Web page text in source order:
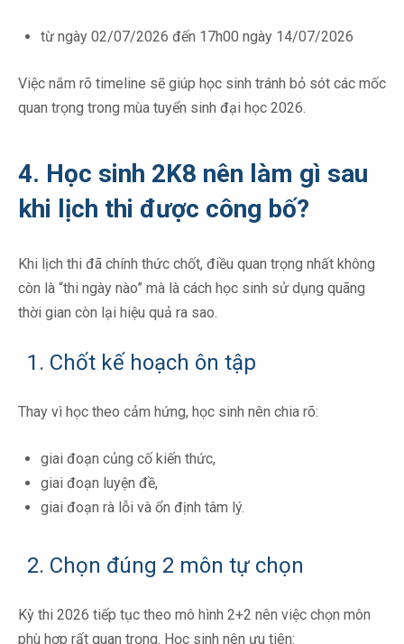
từ ngày 02/07/2026 đến 17h00 ngày 14/07/2026
Việc nắm rõ timeline sẽ giúp học sinh tránh bỏ sót các mốc
quan trọng trong mùa tuyển sinh đại học 2026.
4. Học sinh 2K8 nên làm gì sau
khi lịch thi được công bố?
Khi lịch thi đã chính thức chốt, điều quan trọng nhất không
còn là “thi ngày nào” mà là cách học sinh sử dụng quãng
thời gian còn lại hiệu quả ra sao.
1. Chốt kế hoạch ôn tập
Thay vì học theo cảm hứng, học sinh nên chia rõ:
giai đoạn củng cố kiến thức,
giai đoạn luyện đề,
giai đoạn rà lỗi và ổn định tâm lý.
2. Chọn đúng 2 môn tự chọn
Kỳ thi 2026 tiếp tục theo mô hình 2+2 nên việc chọn môn
phù hợp rất quan trọng. Học sinh nên ưu tiên: